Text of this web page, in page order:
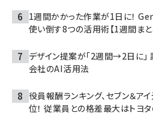
1週間かかった作業が1日に！
使い倒す8つの活用術【1週間まと
デザイン提案が「2週間→2日に
会社のAI活用法
役員報酬ランキング、セブン＆
位！ 従業員との格差最大はトヨ